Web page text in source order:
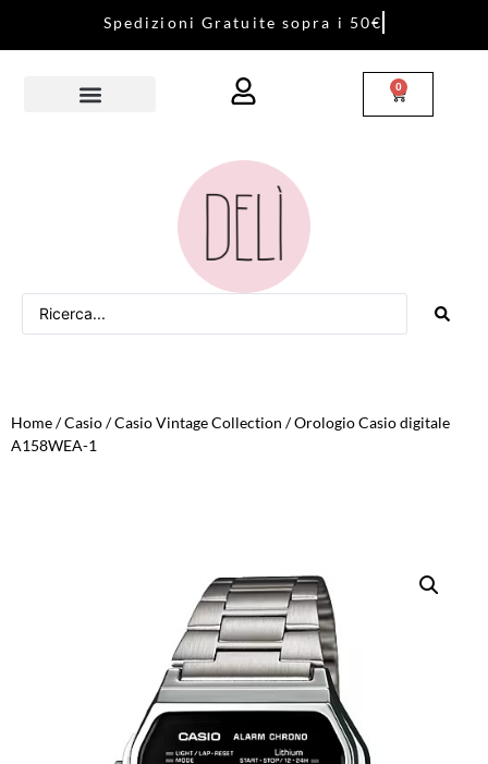
Sped izi on i Gratu ite sopra i 50€
0
Home/Casio/Casio Vintage Collection / Orologio Casio digitale
A158WEA-1